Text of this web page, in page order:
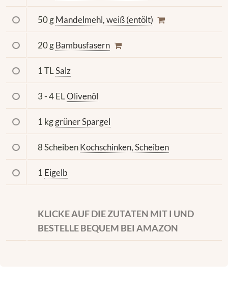
50 gMandelmehl, weiß (entölt)
20 gBambusfasern
1 TLSalz
3 - 4 ELOlivenöl
1 kggrüner Spargel
8 ScheibenKochschinken, Scheiben
1 Eigelb
KLICKE AUF DIE ZUTATEN MIT I UND
BESTELLE BEQUEM BEI AMAZON